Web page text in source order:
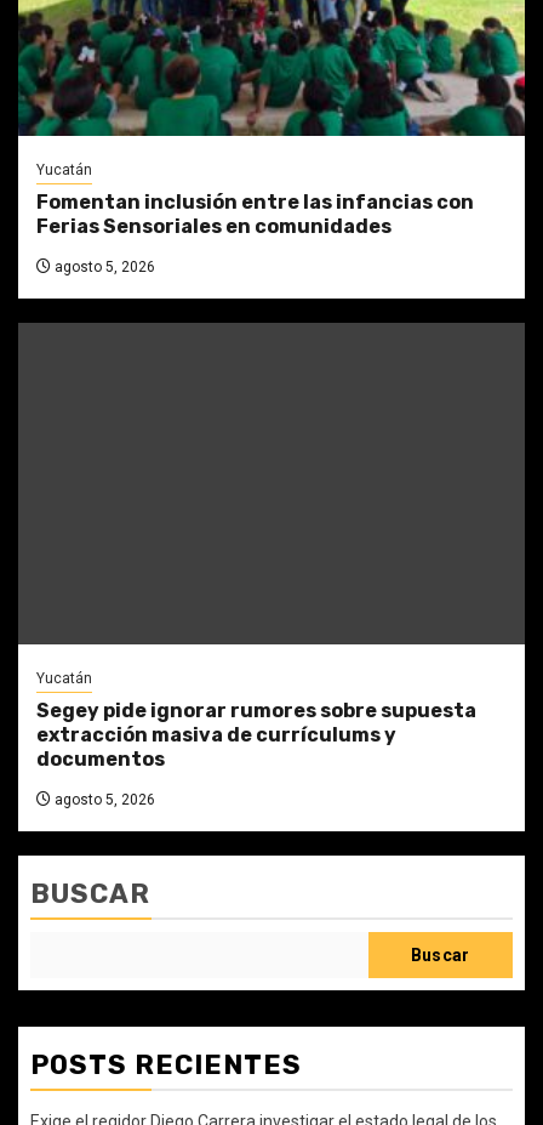
Yucatán
Fomentan inclusión entre las infancias con
Ferias Sensoriales en comunidades
agosto 5, 2026
Yucatán
Segey pide ignorar rumores sobre supuesta
extracción masiva de currículums y
documentos
agosto 5, 2026
BUSCAR
Buscar
POSTS RECIENTES